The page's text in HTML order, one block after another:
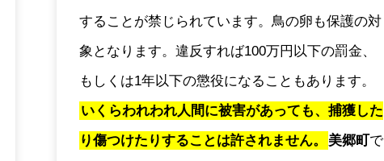
することが禁じられています。鳥の卵も保護の対
象となります。違反すれば100万円以下の罰金、
もしくは1年以下の懲役になることもあります。
いくらわれわれ人間に被害があっても、捕獲した
り傷つけたりすることは許されません。
美郷町で